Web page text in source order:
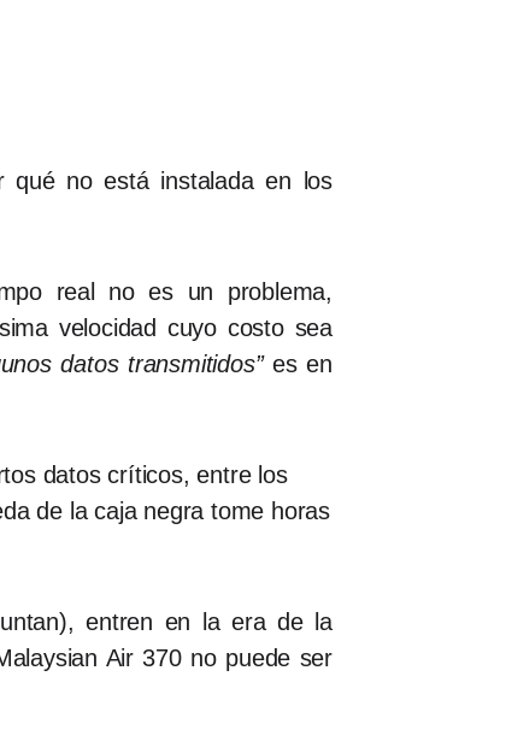
qué no está instalada en los
real no es un problema,
velocidad cuyo costo sea
datos transmitidos”es en
datos críticos, entre los
de la caja negra tome horas
entren en la era de la
Air 370 no puede ser